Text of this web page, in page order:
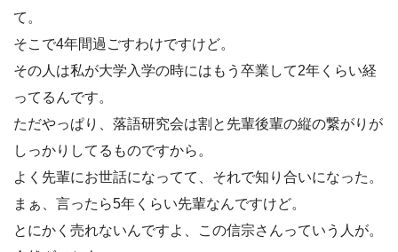
て。
そこで4年間過ごすわけですけど。
その人は私が大学入学の時にはもう卒業して2年くらい経
ってるんです。
ただやっぱり、落語研究会は割と先輩後輩の縦の繋がりが
しっかりしてるものですから。
よく先輩にお世話になってて、それで知り合いになった。
まぁ、言ったら5年くらい先輩なんですけど。
とにかく売れないんですよ、この信宗さんっていう人が。